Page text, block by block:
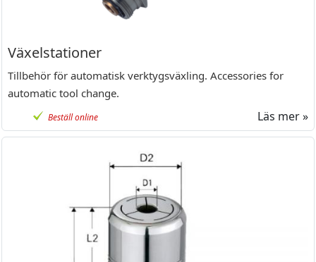
Växelstationer
Tillbehör för automatisk verktygsväxling. Accessories for
automatic tool change.
Beställ online Läs mer »